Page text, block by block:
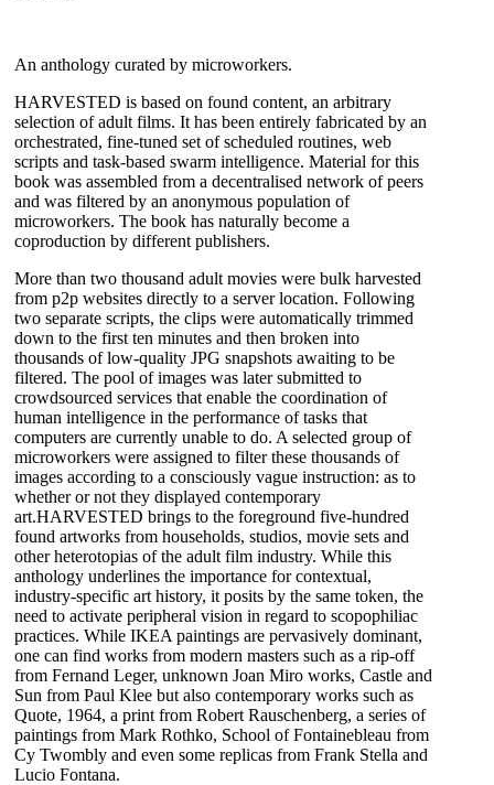
An anthology curated by microworkers.
HARVESTED is based on found content, an arbitrary
selection of adult films. It has been entirely fabricated by an
orchestrated, fine-tuned set of scheduled routines, web
scripts and task-based swarm intelligence. Material for this
book was assembled from a decentralised network of peers
and was filtered by an anonymous population of
microworkers. The book has naturally become a
coproduction by different publishers.
More than two thousand adult movies were bulk harvested
from p2p websites directly to a server location. Following
two separate scripts, the clips were automatically trimmed
down to the first ten minutes and then broken into
thousands of low-quality JPG snapshots awaiting to be
filtered. The pool of images was later submitted to
crowdsourced services that enable the coordination of
human intelligence in the performance of tasks that
computers are currently unable to do. A selected group of
microworkers were assigned to filter these thousands of
images according to a consciously vague instruction: as to
whether or not they displayed contemporary
art.HARVESTED brings to the foreground five-hundred
found artworks from households, studios, movie sets and
other heterotopias of the adult film industry. While this
anthology underlines the importance for contextual,
industry-specific art history, it posits by the same token, the
need to activate peripheral vision in regard to scopophiliac
practices. While IKEA paintings are pervasively dominant,
one can find works from modern masters such as a rip-off
from Fernand Leger, unknown Joan Miro works, Castle and
Sun from Paul Klee but also contemporary works such as
Quote, 1964, a print from Robert Rauschenberg, a series of
paintings from Mark Rothko, School of Fontainebleau from
Cy Twombly and even some replicas from Frank Stella and
Lucio Fontana.